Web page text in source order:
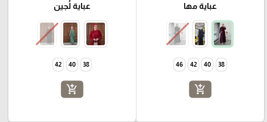
عباية مها
38
40
42
46
add_shopping_cart
عباية لُجين
38
40
42
add_shopping_cart